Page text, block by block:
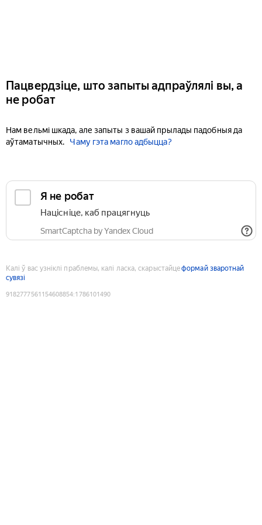
Пацвердзіце, што запыты адпраўлялі вы, а
не робат
Нам вельмі шкада, але запыты з вашай прылады падобныя да
аўтаматычных.
Чаму гэта магло адбыцца?
Я не робат
Націсніце, каб працягнуць
SmartCaptcha by Yandex Cloud
Калі ў вас узніклі праблемы, калі ласка, скарыстайцеформай зваротнай
сувязі
9182777561154608854:1786101490